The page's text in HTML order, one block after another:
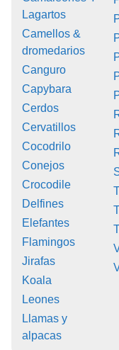
Lagartos
Camellos &
dromedarios
Canguro
Capybara
Cerdos
Cervatillos
Cocodrilo
Conejos
Crocodile
Delfines
Elefantes
Flamingos
Jirafas
Koala
Leones
Llamas y
alpacas